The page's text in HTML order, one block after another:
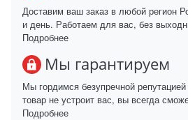
Доставим ваш заказ в любой регион
и день. Работаем для вас, без
Подробнее
Мы гарантируем
Мы гордимся безупречной
товар не устроит вас, вы всегда
Подробнее